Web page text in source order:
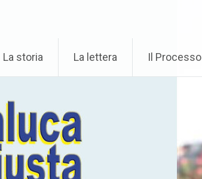
La storia La lettera Il Processo